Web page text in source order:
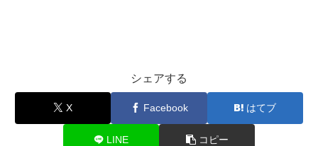
シェアする
X Facebook はてブ
LINE コピー